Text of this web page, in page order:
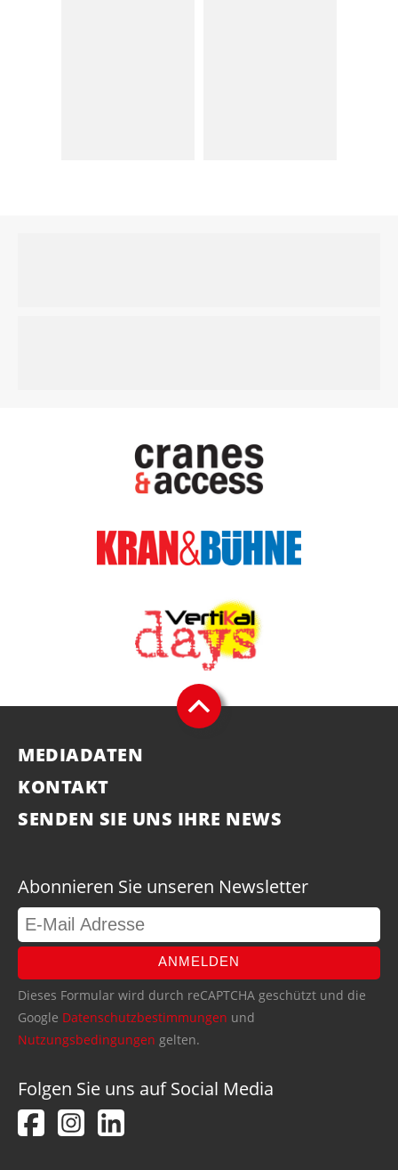
MEDIADATEN
KONTAKT
SENDEN SIE UNS IHRE NEWS
Abonnieren Sie unseren Newsletter
ANMELDEN
Dieses Formular wird durch reCAPTCHA geschützt und die
Google Datenschutzbestimmungen und
Nutzungsbedingungen gelten.
Folgen Sie uns auf Social Media